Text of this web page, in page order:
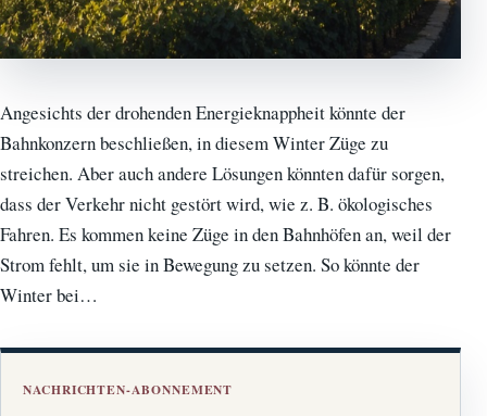
Angesichts der drohenden Energieknappheit könnte der
Bahnkonzern beschließen, in diesem Winter Züge zu
streichen. Aber auch andere Lösungen könnten dafür sorgen,
dass der Verkehr nicht gestört wird, wie z. B. ökologisches
Fahren. Es kommen keine Züge in den Bahnhöfen an, weil der
Strom fehlt, um sie in Bewegung zu setzen. So könnte der
Winter bei…
NACHRICHTEN-ABONNEMENT